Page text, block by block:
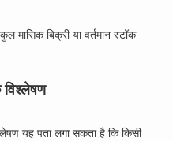
मासिक बिक्री या वर्तमान स्टॉक
विश्लेषण
यह पता लगा सकता है कि किसी